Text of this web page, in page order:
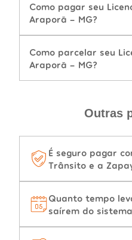
Como pagar seu
Araporã - MG?
Como parcelar seu
Araporã - MG?
Outras
É seguro pagar
Trânsito e a
Quanto tempo
saírem do sistema